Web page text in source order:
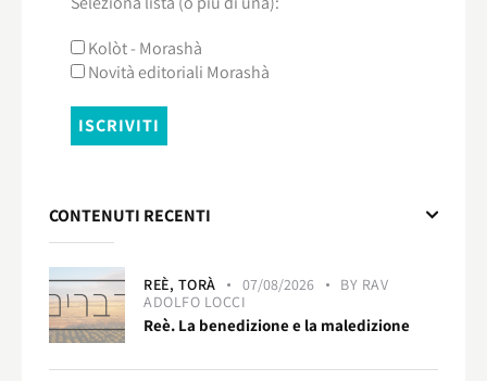
Kolòt - Morashà
Novità editoriali Morashà
CONTENUTI RECENTI
REÈ, TORÀ 07/08/2026 BY RAV
ADOLFO LOCCI
Reè. La benedizione e la maledizione